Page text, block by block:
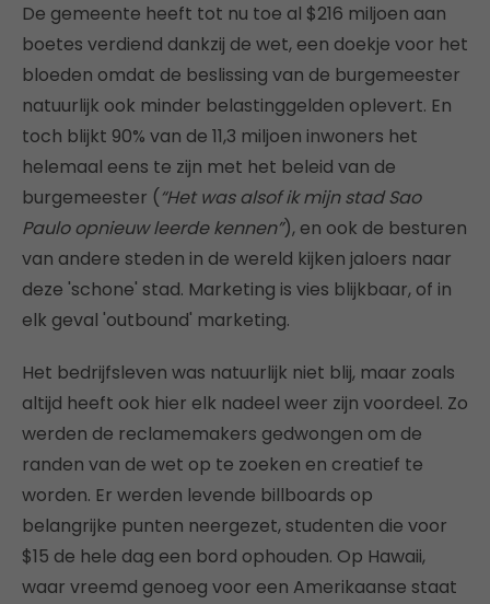
De gemeente heeft tot nu toe al $216 miljoen aan
boetes verdiend dankzij de wet, een doekje voor het
bloeden omdat de beslissing van de burgemeester
natuurlijk ook minder belastinggelden oplevert. En
toch blijkt 90% van de 11,3 miljoen inwoners het
helemaal eens te zijn met het beleid van de
burgemeester (“Het was alsof ik mijn stad Sao
Paulo opnieuw leerde kennen”), en ook de besturen
van andere steden in de wereld kijken jaloers naar
deze 'schone' stad. Marketing is vies blijkbaar, of in
elk geval 'outbound' marketing.
Het bedrijfsleven was natuurlijk niet blij, maar zoals
altijd heeft ook hier elk nadeel weer zijn voordeel. Zo
werden de reclamemakers gedwongen om de
randen van de wet op te zoeken en creatief te
worden. Er werden levende billboards op
belangrijke punten neergezet, studenten die voor
$15 de hele dag een bord ophouden. Op Hawaii,
waar vreemd genoeg voor een Amerikaanse staat